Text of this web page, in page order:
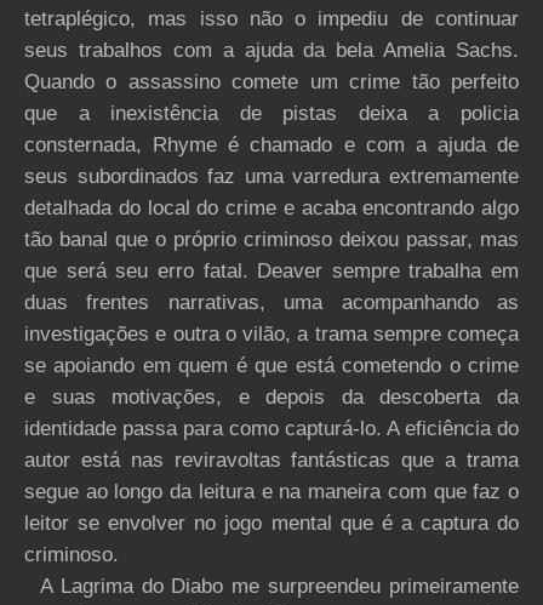
tetraplégico, mas isso não o impediu de continuar
seus trabalhos com a ajuda da bela Amelia Sachs.
Quando o assassino comete um crime tão perfeito
que a inexistência de pistas deixa a policia
consternada, Rhyme é chamado e com a ajuda de
seus subordinados faz uma varredura extremamente
detalhada do local do crime e acaba encontrando algo
tão banal que o próprio criminoso deixou passar, mas
que será seu erro fatal. Deaver sempre trabalha em
duas frentes narrativas, uma acompanhando as
investigações e outra o vilão, a trama sempre começa
se apoiando em quem é que está cometendo o crime
e suas motivações, e depois da descoberta da
identidade passa para como capturá-lo. A eficiência do
autor está nas reviravoltas fantásticas que a trama
segue ao longo da leitura e na maneira com que faz o
leitor se envolver no jogo mental que é a captura do
criminoso.
A Lagrima do Diabo me surpreendeu primeiramente